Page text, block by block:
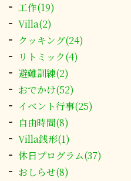
工作(19)
Villa(2)
クッキング(24)
リトミック(4)
避難訓練(2)
おでかけ(52)
イベント行事(25)
自由時間(8)
Villa銭形(1)
休日プログラム(37)
おしらせ(8)